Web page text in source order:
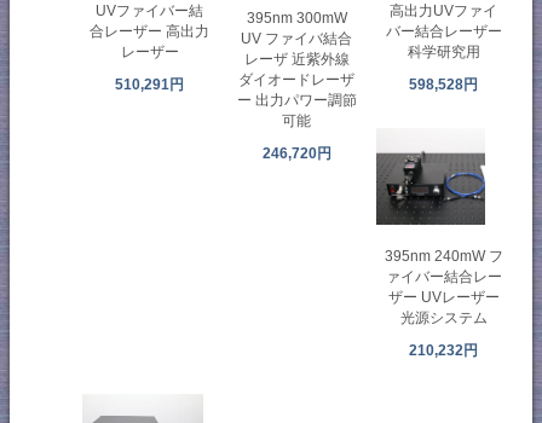
UVファイバー結
合レーザー 高出力
レーザー
510,291円
395nm 300mW
UV ファイバ結合
レーザ 近紫外線
ダイオードレーザ
ー 出力パワー調節
可能
246,720円
高出力UVファイ
バー結合レーザー
科学研究用
598,528円
395nm 240mW フ
ァイバー結合レー
ザー UVレーザー
光源システム
210,232円